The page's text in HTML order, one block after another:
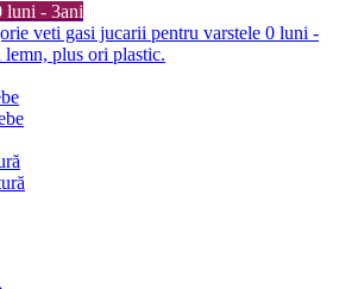
luni - 3ani
veti gasi jucarii pentru varstele 0 luni -
plus ori plastic.